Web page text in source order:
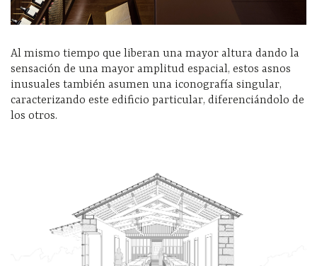
Al mismo tiempo que liberan una mayor altura dando la
sensación de una mayor amplitud espacial, estos asnos
inusuales también asumen una iconografía singular,
caracterizando este edificio particular, diferenciándolo de
los otros.